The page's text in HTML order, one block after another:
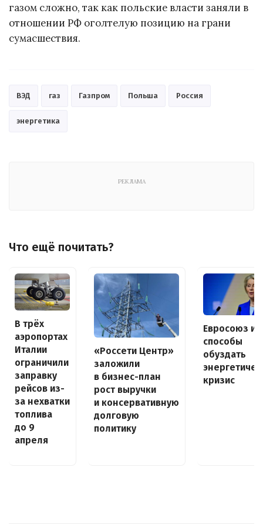
газом сложно, так как польские власти заняли в
отношении РФ оголтелую позицию на грани
сумасшествия.
ВЭД газ Газпром Польша Россия
энергетика
РЕКЛАМА
Что ещё почитать?
В трёх
аэропортах
Италии
ограничили
заправку
рейсов из-
за нехватки
топлива
до 9
апреля
«Россети Центр»
заложили
в бизнес-план
рост выручки
и консервативную
долговую
политику
Евросоюз
способы
обуздать
кризис